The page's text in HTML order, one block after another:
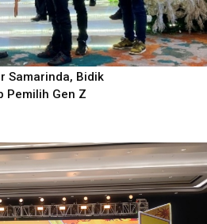
Samarinda, Bidik
Pemilih Gen Z